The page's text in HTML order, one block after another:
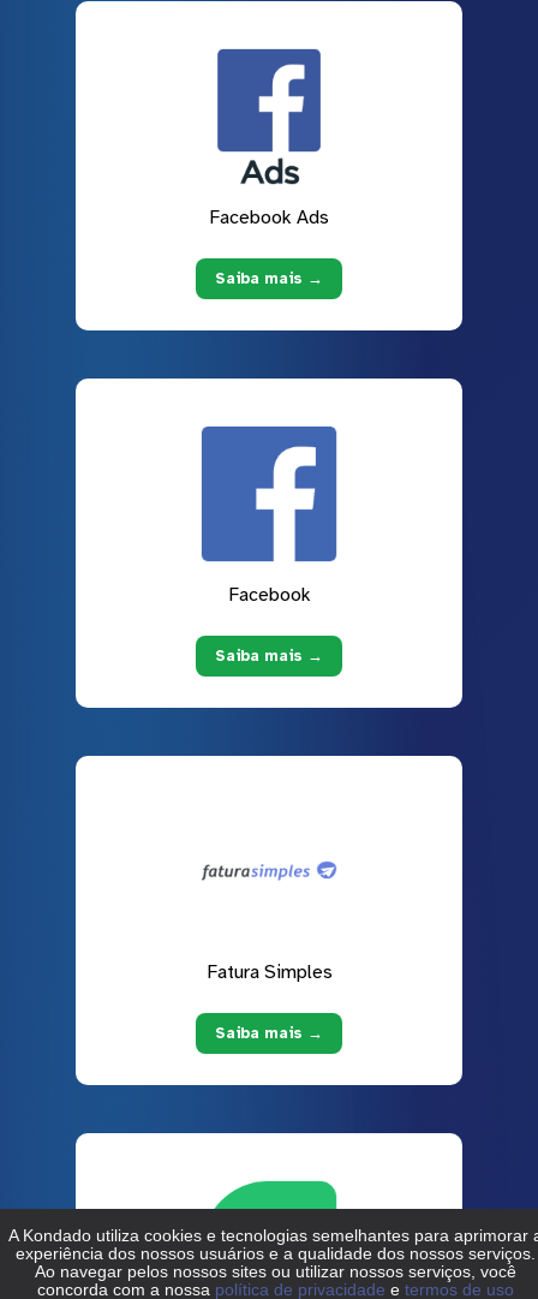
Facebook Ads
Saiba mais →
Facebook
Saiba mais →
Fatura Simples
Saiba mais →